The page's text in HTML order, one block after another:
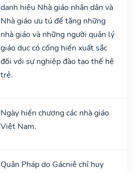
danh hiệu Nhà giáo nhân dân và
Nhà giáo ưu tú để tặng những
nhà giáo và những người quản lý
giáo dục có cống hiến xuất sắc
đối với sự nghiệp đào tạo thế hệ
trẻ.
Ngày hiến chương các nhà giáo
Việt Nam.
Quân Pháp do Gácniê chỉ huy